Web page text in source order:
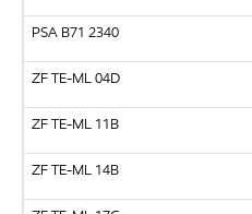
PSA B71 2340
ZF TE-ML 04D
ZF TE-ML 11B
ZF TE-ML 14B